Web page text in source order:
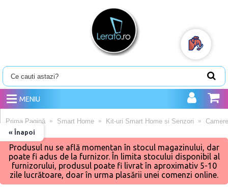
MENIU
« Înapoi
Prima Pagină Smart Home Kit-uri Smart Home si Senzori
Produsul nu se află momentan în stocul magazinului, dar
poate fi adus de la furnizor. În limita stocului disponibil al
furnizorului, produsul poate fi livrat în aproximativ 5-10
zile lucrătoare, doar în urma plasării unei comenzi online.